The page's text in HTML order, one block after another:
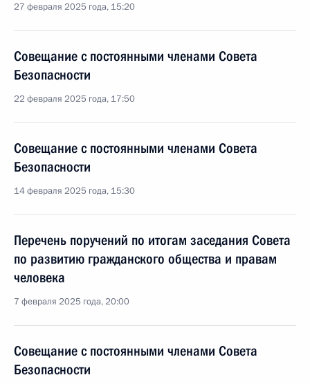
27 февраля 2025 года, 15:20
Совещание с постоянными членами Совета
Безопасности
22 февраля 2025 года, 17:50
Совещание с постоянными членами Совета
Безопасности
14 февраля 2025 года, 15:30
Перечень поручений по итогам заседания Совета
по развитию гражданского общества и правам
человека
7 февраля 2025 года, 20:00
Совещание с постоянными членами Совета
Безопасности